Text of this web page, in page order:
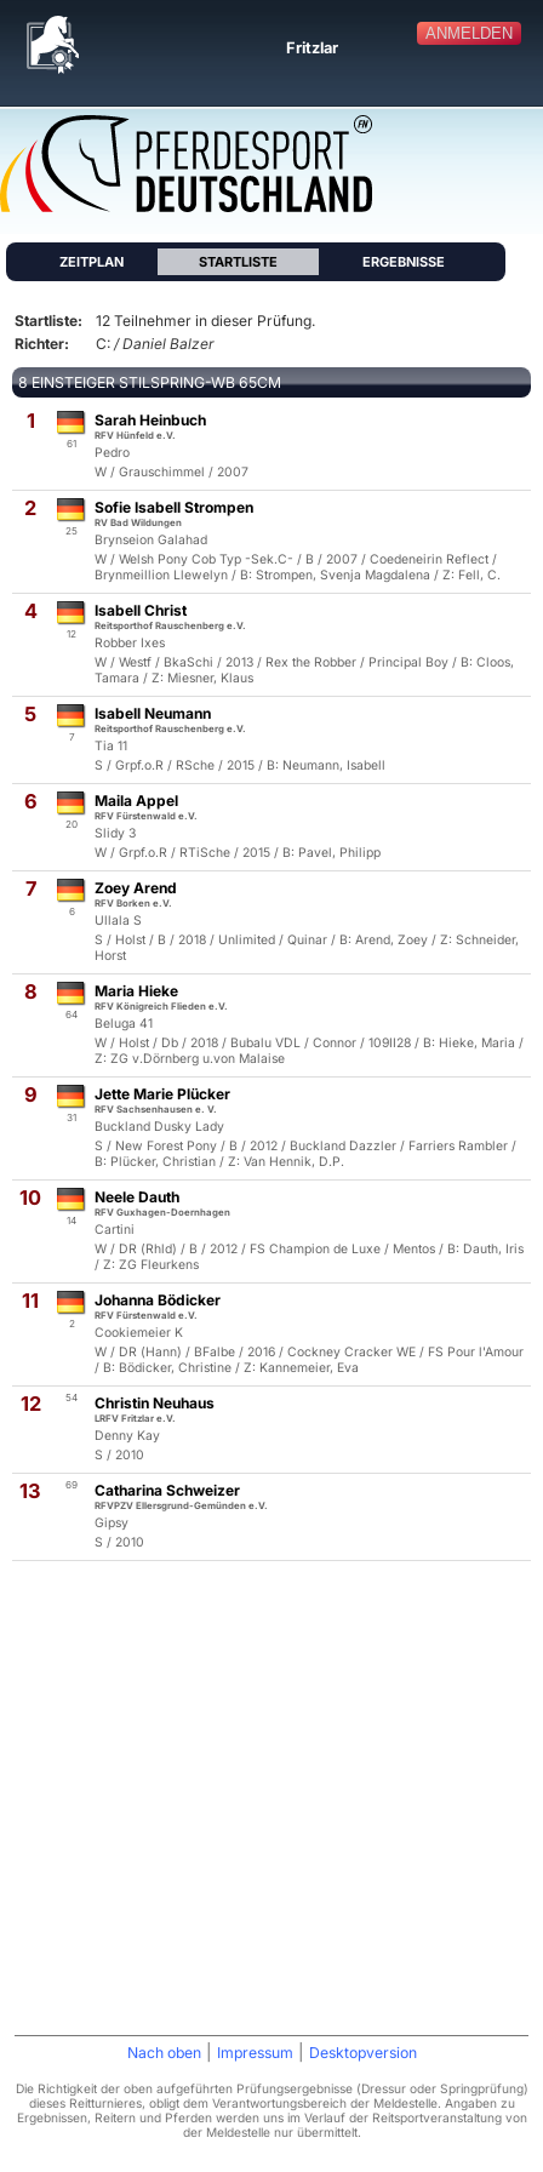
ANMELDEN
Fritzlar
ZEITPLAN STARTLISTE ERGEBNISSE
Startliste:
12 Teilnehmer in dieser Prüfung.
Richter:
C: / Daniel Balzer
8 EINSTEIGER STILSPRING-WB 65CM
1
61
Sarah Heinbuch
RFV Hünfeld e.V.
Pedro
W / Grauschimmel / 2007
2
25
Sofie Isabell Strompen
RV Bad Wildungen
Brynseion Galahad
W / Welsh Pony Cob Typ -Sek.C- / B / 2007 / Coedeneirin Reflect /
Brynmeillion Llewelyn / B: Strompen, Svenja Magdalena / Z: Fell, C.
4
12
Isabell Christ
Reitsporthof Rauschenberg e.V.
Robber Ixes
W / Westf / BkaSchi / 2013 / Rex the Robber / Principal Boy / B: Cloos,
Tamara / Z: Miesner, Klaus
5
7
Isabell Neumann
Reitsporthof Rauschenberg e.V.
Tia 11
S / Grpf.o.R / RSche / 2015 / B: Neumann, Isabell
6
20
Maila Appel
RFV Fürstenwald e.V.
Slidy 3
W / Grpf.o.R / RTiSche / 2015 / B: Pavel, Philipp
7
6
Zoey Arend
RFV Borken e.V.
Ullala S
S / Holst / B / 2018 / Unlimited / Quinar / B: Arend, Zoey / Z: Schneider,
Horst
8
64
Maria Hieke
RFV Königreich Flieden e.V.
Beluga 41
W / Holst / Db / 2018 / Bubalu VDL / Connor / 109II28 / B: Hieke, Maria /
Z: ZG v.Dörnberg u.von Malaise
9
31
Jette Marie Plücker
RFV Sachsenhausen e. V.
Buckland Dusky Lady
S / New Forest Pony / B / 2012 / Buckland Dazzler / Farriers Rambler /
B: Plücker, Christian / Z: Van Hennik, D.P.
10
14
Neele Dauth
RFV Guxhagen-Doernhagen
Cartini
W / DR (Rhld) / B / 2012 / FS Champion de Luxe / Mentos / B: Dauth, Iris
/ Z: ZG Fleurkens
11
2
Johanna Bödicker
RFV Fürstenwald e.V.
Cookiemeier K
W / DR (Hann) / BFalbe / 2016 / Cockney Cracker WE / FS Pour l'Amour
/ B: Bödicker, Christine / Z: Kannemeier, Eva
12 54 Christin Neuhaus
LRFV Fritzlar e.V.
Denny Kay
S / 2010
13 69 Catharina Schweizer
RFVPZV Ellersgrund-Gemünden e.V.
Gipsy
S / 2010
Nach oben Impressum Desktopversion
Die Richtigkeit der oben aufgeführten Prüfungsergebnisse (Dressur oder Springprüfung)
dieses Reitturnieres, obligt dem Verantwortungsbereich der Meldestelle. Angaben zu
Ergebnissen, Reitern und Pferden werden uns im Verlauf der Reitsportveranstaltung von
der Meldestelle nur übermittelt.